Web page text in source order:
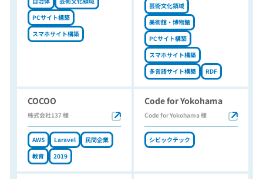
PCサイト構築
スマホサイト構築
芸術文化領域
美術館・博物館
PCサイト構築
スマホサイト構築
多言語サイト構築
RDF
COCOO
株式会社137 様
AWS Laravel
民間企業
教育
2019
Code for Yokohama
Code for Yokohama 様
シビックテック